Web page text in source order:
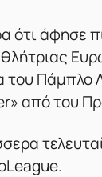
ότι άφησε
του Πάμπλο
από του